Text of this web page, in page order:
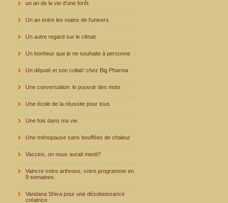
un an de la vie d'une forêt
Un an entre les mains de l'univers
Un autre regard sur le climat
Un bonheur que je ne souhaite à personne
Un député et son collab' chez Big Pharma
Une conversation: le pouvoir des mots
Une école de la réussite pour tous
Une fois dans ma vie
Une ménopause sans bouffées de chaleur
Vaccins, on nous aurait menti?
Vaincre votre arthrose, votre programme en
9 semaines.
Vandana Shiva pour une désobeissance
créatrice